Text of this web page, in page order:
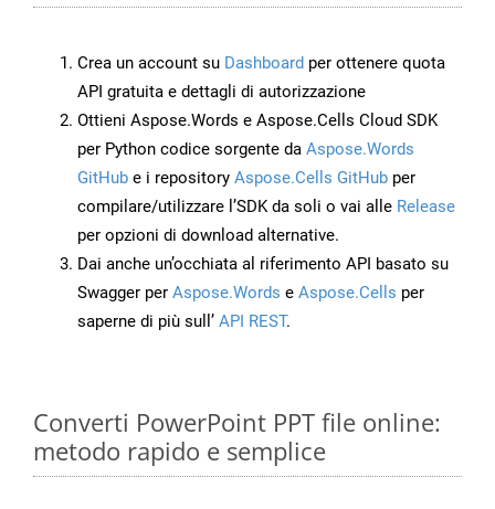
Crea un account su Dashboard per ottenere quota
API gratuita e dettagli di autorizzazione
Ottieni Aspose.Words e Aspose.Cells Cloud SDK
per Python codice sorgente da Aspose.Words
GitHub e i repository Aspose.Cells GitHub per
compilare/utilizzare l’SDK da soli o vai alle Release
per opzioni di download alternative.
Dai anche un’occhiata al riferimento API basato su
Swagger per Aspose.Words e Aspose.Cells per
saperne di più sull’ API REST.
Converti PowerPoint PPT file online:
metodo rapido e semplice